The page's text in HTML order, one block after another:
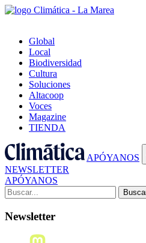
Global
Local
Biodiversidad
Cultura
Soluciones
Altacoop
Voces
Magazine
TIENDA
APÓYANOS
NEWSLETTER
APÓYANOS
Buscar:
Newsletter